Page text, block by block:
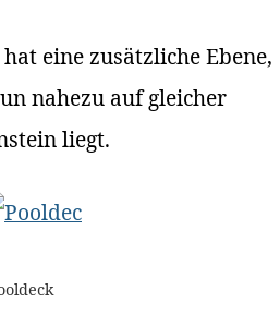
hat eine zusätzliche Ebene,
nahezu auf gleicher
liegt.